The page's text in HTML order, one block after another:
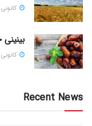
كانونی
بینینی
كانونی
Recent News